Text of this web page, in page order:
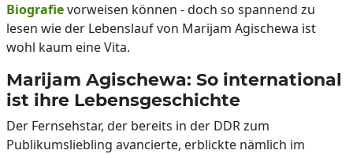
Biografievorweisen können - doch so spannend zu
lesen wie der Lebenslauf von Marijam Agischewa ist
wohl kaum eine Vita.
Marijam Agischewa: So international
ist ihre Lebensgeschichte
Der Fernsehstar, der bereits in der DDR zum
Publikumsliebling avancierte, erblickte nämlich im